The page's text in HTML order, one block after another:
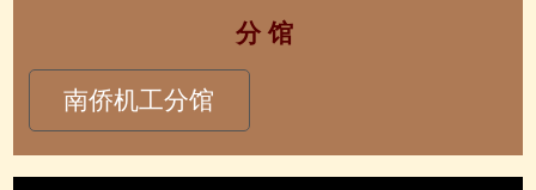
分 馆
南侨机工分馆